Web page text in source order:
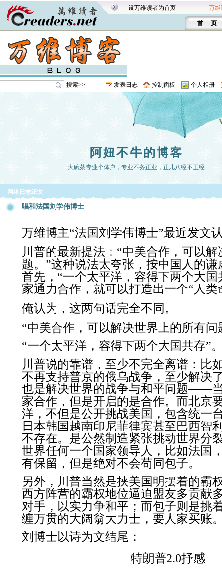
设万维读者为首页 万维
首 页
搜索>> 发表日志 控制面板 个人相册
阿妞不牛的博客
大碗茶专业个体户，专业不务正业，正儿八经不正经
网络日志正文
唱和法国刘学伟博士
万维博主“法国刘学伟博士”最近发文
川普的最新提法：“中美合作，可以
题。”这种说法太夸张，按中国人的
首先，“一个太平洋，容得下两个大国
家通力合作，就可以打造出一个“人类
俺认为，这两句话完全不同。
“中美合作，可以解决世界上的所有问
“一个太平洋，容得下两个大国共存”
川普说的靠谱，至少不完全离谱：比
不再支持普京的俄乌战争，至少解决
也是解决世界的战争与和平问题——
家合作，但是开启的是合作。而北京
洋，不但是公开挑战美国，包含统一
日本韩国越南印尼菲律宾甚至巴西智
不存在。是公然制造紧张挑动世界分
世界任何一个国家领导人，比如法国
有保留，但是绝对不会苟同包子。
另外，川普当然是挟美国明摆着的霸
西方阵营的霸权地位逼迫盟友多贡献
对手，以实力争和平；而包子则是挑
缠万贯的大阔翁大力士，要人家买账
刘博士以诗为文结尾：
特朗普2.0抒感